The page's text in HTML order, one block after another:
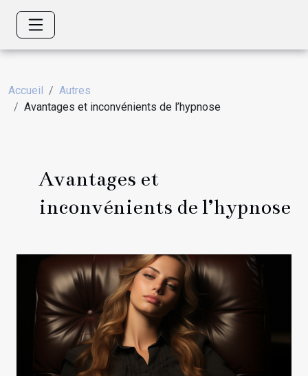
Accueil
Autres
Avantages et inconvénients de l’hypnose
Avantages et
inconvénients de l’hypnose